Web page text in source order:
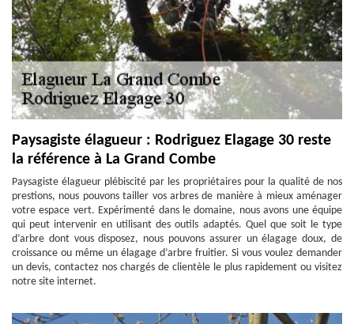
Paysagiste élagueur : Rodriguez Elagage 30 reste
la référence à La Grand Combe
Paysagiste élagueur plébiscité par les propriétaires pour la qualité de nos
prestions, nous pouvons tailler vos arbres de manière à mieux aménager
votre espace vert. Expérimenté dans le domaine, nous avons une équipe
qui peut intervenir en utilisant des outils adaptés. Quel que soit le type
d’arbre dont vous disposez, nous pouvons assurer un élagage doux, de
croissance ou même un élagage d’arbre fruitier. Si vous voulez demander
un devis, contactez nos chargés de clientèle le plus rapidement ou visitez
notre site internet.